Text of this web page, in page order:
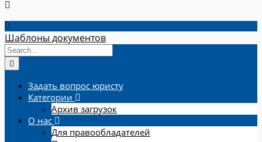
Шаблоны документов
Задать вопрос юристу
Категории
Архив загрузок
О нас
Для правообладателей